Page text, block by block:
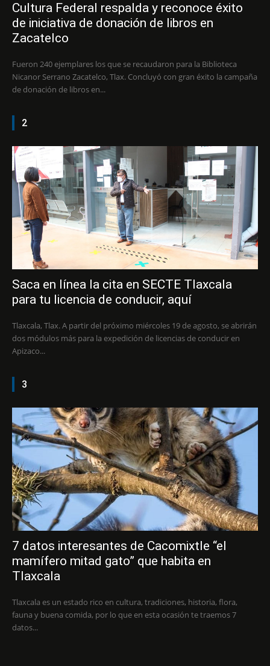
Cultura Federal respalda y reconoce éxito
de iniciativa de donación de libros en
Zacatelco
Fueron 240 ejemplares los que se recaudaron para la Biblioteca
Nicanor Serrano Zacatelco, Tlax. Concluyó con gran éxito la campaña
de donación de libros en...
2
Saca en línea la cita en SECTE Tlaxcala
para tu licencia de conducir, aquí
Tlaxcala, Tlax. A partir del próximo miércoles 19 de agosto, se abrirán
dos módulos más para la expedición de licencias de conducir en
Apizaco...
3
7 datos interesantes de Cacomixtle “el
mamífero mitad gato” que habita en
Tlaxcala
Tlaxcala es un estado rico en cultura, tradiciones, historia, flora,
fauna y buena comida, por lo que en esta ocasión te traemos 7
datos...